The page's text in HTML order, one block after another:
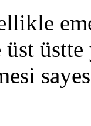
üstte